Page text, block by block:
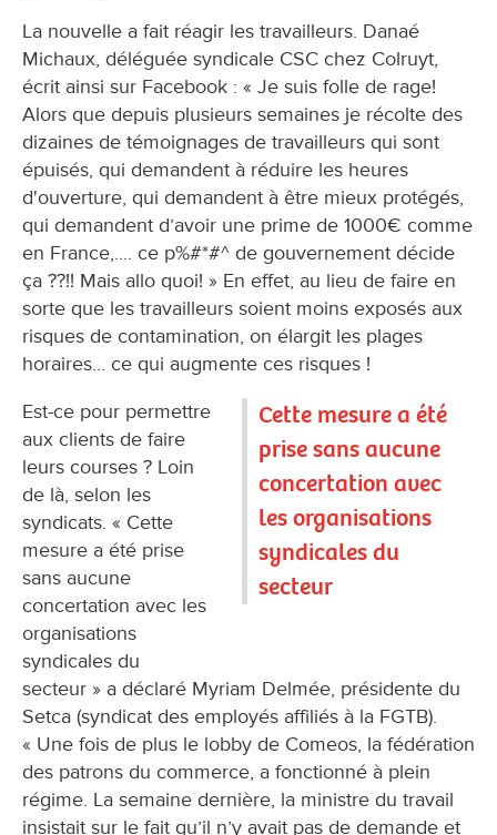
La nouvelle a fait réagir les travailleurs. Danaé
Michaux, déléguée syndicale CSC chez Colruyt,
écrit ainsi sur Facebook : « Je suis folle de rage!
Alors que depuis plusieurs semaines je récolte des
dizaines de témoignages de travailleurs qui sont
épuisés, qui demandent à réduire les heures
d'ouverture, qui demandent à être mieux protégés,
qui demandent d’avoir une prime de 1000€ comme
en France,.... ce p%#*#^ de gouvernement décide
ça ??!! Mais allo quoi! » En effet, au lieu de faire en
sorte que les travailleurs soient moins exposés aux
risques de contamination, on élargit les plages
horaires… ce qui augmente ces risques !
Cette mesure a été
prise sans aucune
concertation avec
les organisations
syndicales du
secteur
Est-ce pour permettre
aux clients de faire
leurs courses ? Loin
de là, selon les
syndicats. « Cette
mesure a été prise
sans aucune
concertation avec les
organisations
syndicales du
secteur » a déclaré Myriam Delmée, présidente du
Setca (syndicat des employés affiliés à la FGTB).
« Une fois de plus le lobby de Comeos, la fédération
des patrons du commerce, a fonctionné à plein
régime. La semaine dernière, la ministre du travail
insistait sur le fait qu’il n’y avait pas de demande et